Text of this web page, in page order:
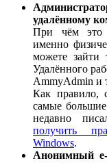
удалённому
При чём это
именно
можете зайти
Удалённого
AmmyAdmin и
Как правило,
самые
недавно
получить
Windows.
Анонимный